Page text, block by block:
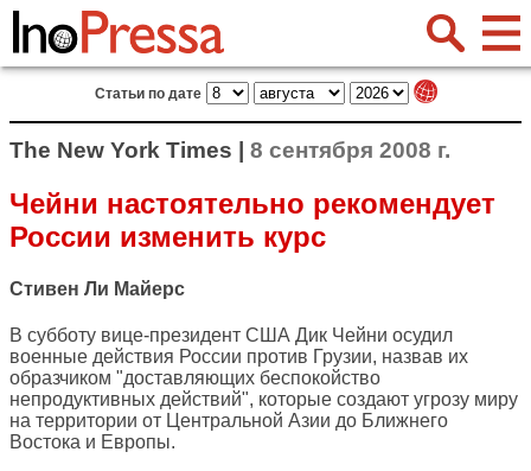
Статьи по дате
The New York Times | 8 сентября 2008 г.
Чейни настоятельно рекомендует
России изменить курс
Стивен Ли Майерс
В субботу вице-президент США Дик Чейни осудил
военные действия России против Грузии, назвав их
образчиком "доставляющих беспокойство
непродуктивных действий", которые создают угрозу миру
на территории от Центральной Азии до Ближнего
Востока и Европы.